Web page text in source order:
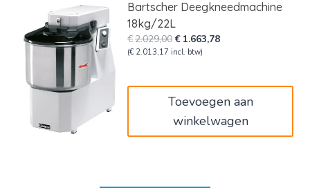
Bartscher Deegkneedmachine
18kg/22L
€2.029,00Oorspronkelijke
prijs
€ 1.663,78Huidige
(€ 2.013,17 incl. btw)
Toevoegen aan
winkelwagen